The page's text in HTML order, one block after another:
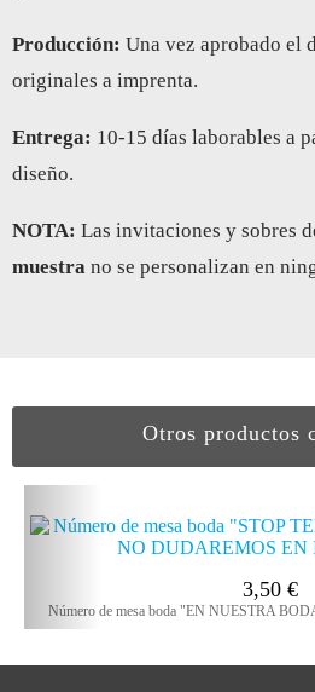
Producción: Una vez aprobado el
originales a imprenta.
Entrega: 10-15 días laborables a
diseño.
NOTA: Las invitaciones y sobres
muestra no se personalizan en
Otros productos
3,50 €
Número de mesa boda "EN NUESTRA